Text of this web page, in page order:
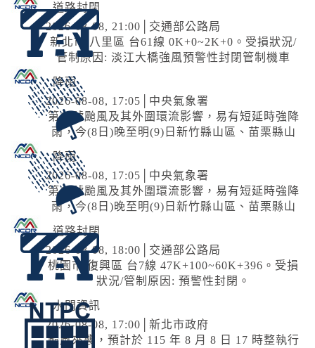
道路封閉
2026-08-08, 21:00│交通部公路局
新北市 八里區 台61線 0K+0~2K+0。受損狀況/
管制原因: 淡江大橋強風預警性封閉管制機車
降雨
2026-08-08, 17:05│中央氣象署
第13號颱風及其外圍環流影響，易有短延時強降
雨，今(8日)晚至明(9)日新竹縣山區、苗栗縣山
新北市山區、桃園市山區、臺中市...
降雨
2026-08-08, 17:05│中央氣象署
第13號颱風及其外圍環流影響，易有短延時強降
雨，今(8日)晚至明(9)日新竹縣山區、苗栗縣山
新北市山區、桃園市山區、臺中市...
道路封閉
2026-08-08, 18:00│交通部公路局
桃園市 復興區 台7線 47K+100~60K+396。受損
狀況/管制原因: 預警性封閉。
水門資訊
2026-08-08, 17:00│新北市政府
颱風來襲，預計於 115 年 8 月 8 日 17 時整執行